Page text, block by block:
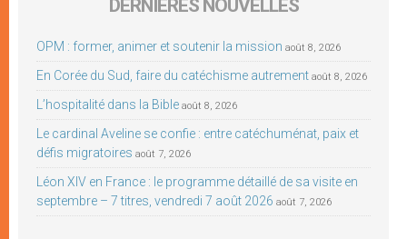
DERNIÈRES NOUVELLES
OPM : former, animer et soutenir la mission août 8, 2026
En Corée du Sud, faire du catéchisme autrement août 8, 2026
L’hospitalité dans la Bible août 8, 2026
Le cardinal Aveline se confie : entre catéchuménat, paix et
défis migratoires août 7, 2026
Léon XIV en France : le programme détaillé de sa visite en
septembre – 7 titres, vendredi 7 août 2026 août 7, 2026